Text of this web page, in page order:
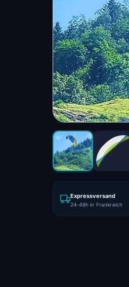
Expressversand
24-48h in Frankreich